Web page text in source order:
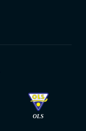
OLS